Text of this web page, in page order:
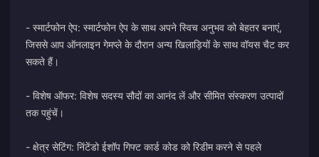
- स्मार्टफोन ऐप: स्मार्टफोन ऐप के साथ अपने स्विच अनुभव को बेहतर बनाएं,
जिससे आप ऑनलाइन गेमप्ले के दौरान अन्य खिलाड़ियों के साथ वॉयस चैट कर
सकते हैं।
- विशेष ऑफर: विशेष सदस्य सौदों का आनंद लें और सीमित संस्करण उत्पादों
तक पहुंचें।
- क्षेत्र सेटिंग: निंटेंडो ईशॉप गिफ्ट कार्ड कोड को रिडीम करने से पहले